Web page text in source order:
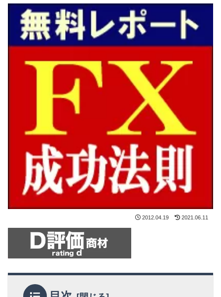
2012.04.19 2021.06.11